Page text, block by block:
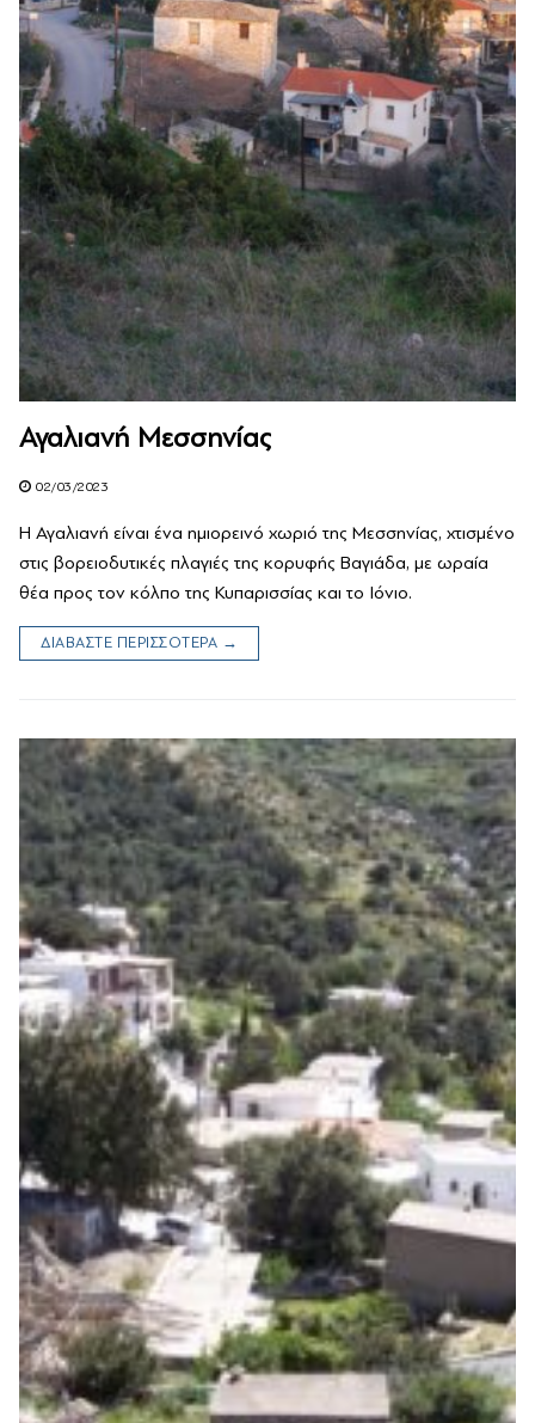
Αγαλιανή Μεσσηνίας
02/03/2023
Η Αγαλιανή είναι ένα ημιορεινό χωριό της Μεσσηνίας, χτισμένο
στις βορειοδυτικές πλαγιές της κορυφής Βαγιάδα, με ωραία
θέα προς τον κόλπο της Κυπαρισσίας και το Ιόνιο.
ΔΙΑΒΑΣΤΕ ΠΕΡΙΣΣΟΤΕΡΑ →